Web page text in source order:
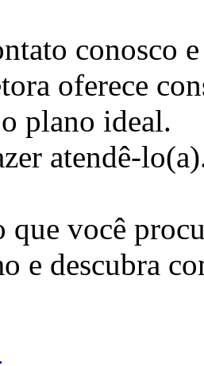
conosco
oferece
plano ideal.
atendê-
que você
e descubra